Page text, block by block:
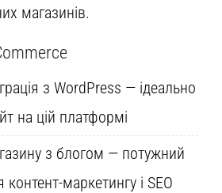
магазинів.
з WordPress — ідеально
на цій платформі
з блогом — потужний
контент-маркетингу і SEO